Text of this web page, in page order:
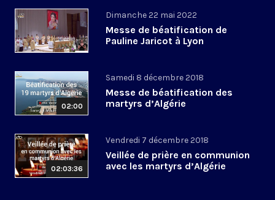
Dimanche 22 mai 2022
Messe de béatification de
Pauline Jaricot à Lyon
02:00
Samedi 8 décembre 2018
Messe de béatification des
martyrs d’Algérie
02:03:36
Vendredi 7 décembre 2018
Veillée de prière en communion
avec les martyrs d’Algérie